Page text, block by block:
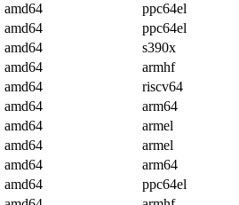
amd64
ppc64el
amd64
ppc64el
amd64
s390x
amd64
armhf
amd64
riscv64
amd64
arm64
amd64
armel
amd64
armel
amd64
arm64
amd64
ppc64el